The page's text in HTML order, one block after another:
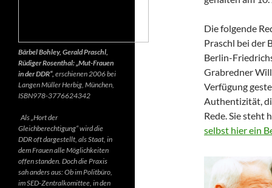
Die folgende
Praschl bei der
Berlin-
Grabredner
Verfügung
Authentizität,
Rede. Sie steht
selbst hier ein
Bärbel Bohley, Gerald Praschl,
Rüdiger Rosenthal: „Mut-Frauen
in der DDR“, erschienen 2006 bei
Langen Müller Herbig, München,
ISBN978-3776624342
Als „Hort der
Gleichberechtigung“ wird die
DDR oft dargestellt, als Staat, in
dem Frauen alle Möglichkeiten
offen standen. Doch die Praxis
sah anders aus: Ob im Politbüro,
im SED-Zentralkomittee, in den